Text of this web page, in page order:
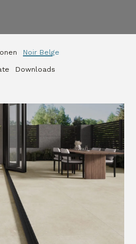
Noir Belge
Downloads